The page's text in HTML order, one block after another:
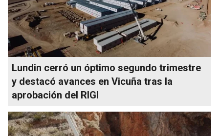
Lundin cerró un óptimo segundo trimestre
y destacó avances en Vicuña tras la
aprobación del RIGI